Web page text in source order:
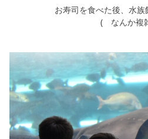
お寿司を食べた後、水族
( なんか